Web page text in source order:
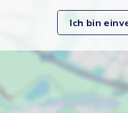
Ich bin